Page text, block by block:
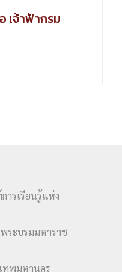
เจ้าฟ้ากรม
รเรียนรู้แห่ง
ระบรมมหาราช
ทพมหานคร